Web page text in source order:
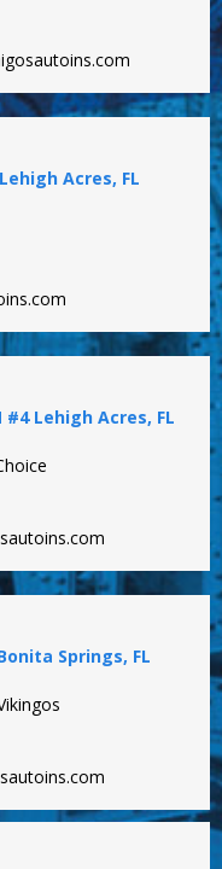
Acres, FL
Lehigh Acres, FL
Springs, FL